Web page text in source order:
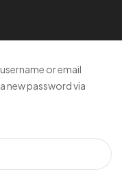
or email
new password via